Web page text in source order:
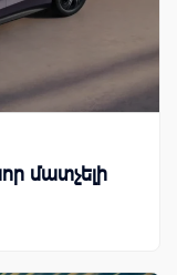
մատչելի